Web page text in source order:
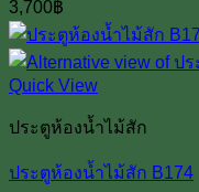
3,700฿
Quick View
ประตูห้องน้ำไม้สัก
ประตูห้องน้ำไม้สัก B174